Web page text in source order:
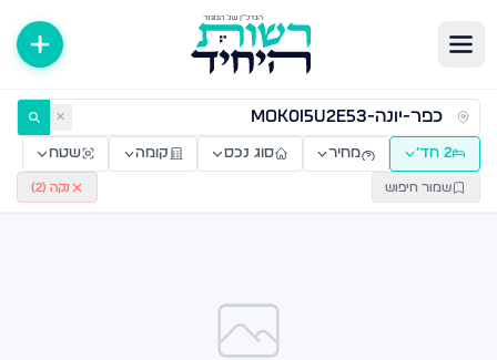
דירות למכירה ולהשכרה — רשות היחיד ✕
2 חד׳ מחיר סוג נכס קומה שטח
שמור חיפוש נקה (2
)